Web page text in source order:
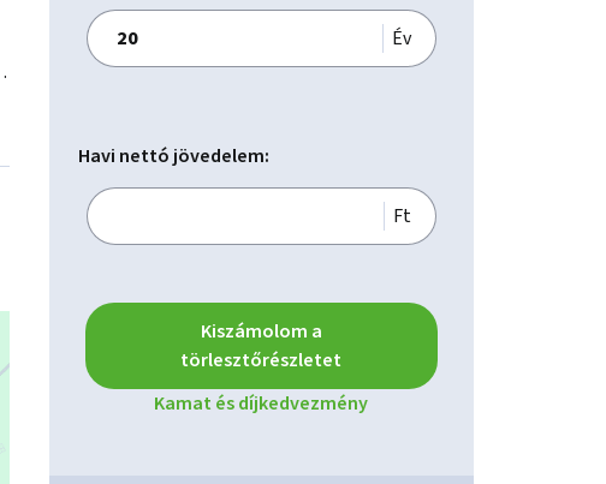
Év
Havi nettó jövedelem:
Ft
Kiszámolom a
törlesztőrészletet
Kamat és díjkedvezmény